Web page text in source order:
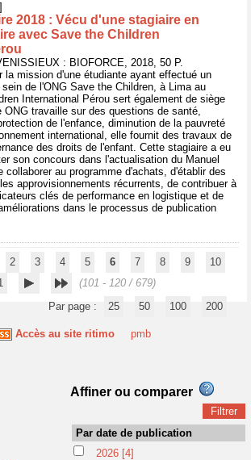
2018 : Vécu d'une stagiaire en
avec Save the Children
: BIOFORCE, 2018, 50 P.
la mission d'une étudiante ayant effectué un
de l'ONG Save the Children, à Lima au
International Pérou sert également de siège
ONG travaille sur des questions de santé,
de l'enfance, diminution de la pauvreté
international, elle fournit des travaux de
des droits de l'enfant. Cette stagiaire a eu
son concours dans l'actualisation du Manuel
collaborer au programme d'achats, d'établir des
approvisionnements récurrents, de contribuer à
clés de performance en logistique et de
dans le processus de publication
2 3 4 5 6 7 8 9
10
(101 - 120 / 679)
Par page :
25 50 100 200
Accès au site ritimo pmb
Affiner ou comparer
Par date de publication
2026 [4]